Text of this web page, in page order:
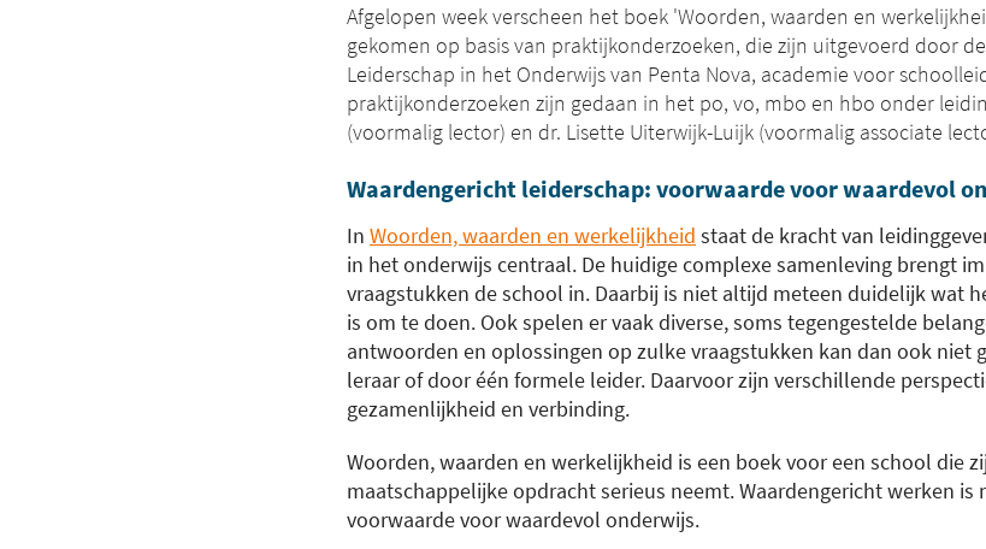
Afgelopen week verscheen het boek 'Woorden, waarden en
gekomen op basis van praktijkonderzoeken, die zijn uitgevoerd door
Leiderschap in het Onderwijs van Penta Nova, academie voor
praktijkonderzoeken zijn gedaan in het po, vo, mbo en hbo onder
(voormalig lector) en dr. Lisette Uiterwijk-Luijk (voormalig associate
Waardengericht leiderschap: voorwaarde voor waardevol
In Woorden, waarden en werkelijkheid staat de kracht van
in het onderwijs centraal. De huidige complexe samenleving brengt
vraagstukken de school in. Daarbij is niet altijd meteen duidelijk wat
is om te doen. Ook spelen er vaak diverse, soms tegengestelde
antwoorden en oplossingen op zulke vraagstukken kan dan ook niet
leraar of door één formele leider. Daarvoor zijn verschillende
gezamenlijkheid en verbinding.
Woorden, waarden en werkelijkheid is een boek voor een school die
maatschappelijke opdracht serieus neemt. Waardengericht werken is
voorwaarde voor waardevol onderwijs.